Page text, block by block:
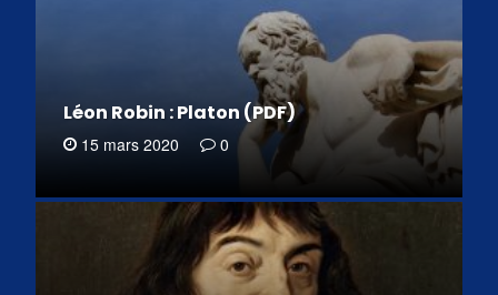
Léon Robin : Platon (PDF)
15 mars 2020 0